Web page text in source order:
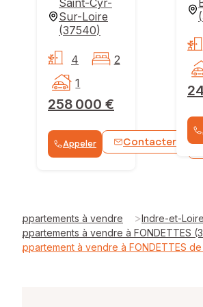
Sur-Loire
(37540)
258 000 €
4
2
1
Appeler Contacter
(
Appartements à vendre >Indre-et-
Appartements à vendre à FONDETTES
Appartement à vendre à FONDETTES de